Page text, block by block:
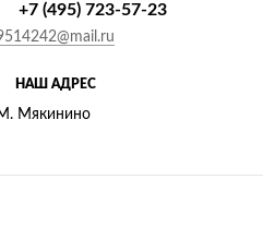
НАШ АДРЕС
Мякинино
+7 (495) 723-57-23